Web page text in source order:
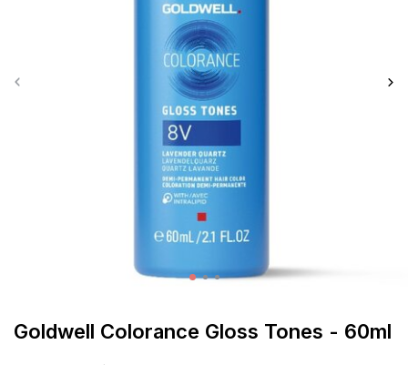
Goldwell Colorance Gloss Tones - 60ml